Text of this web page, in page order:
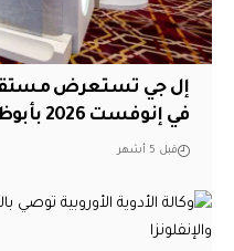
إل جي تستعرض مستقبل
في إنوفست 2026 بأبوظبي
قبل 5 أشهر